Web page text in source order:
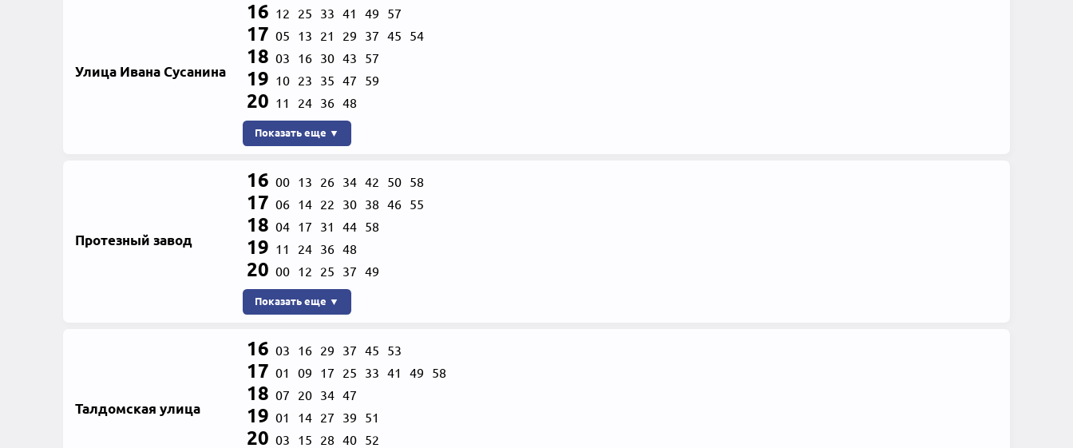
Улица Ивана Сусанина
16 12 25 33 41 49 57
17 05 13 21 29 37 45 54
18 03 16 30 43 57
19 10 23 35 47 59
20 11 24 36 48
Показать еще ▼
Протезный завод
16 00 13 26 34 42 50 58
17 06 14 22 30 38 46 55
18 04 17 31 44 58
19 11 24 36 48
20 00 12 25 37 49
Показать еще ▼
Талдомская улица
16 03 16 29 37 45 53
17 01 09 17 25 33 41 49 58
18 07 20 34 47
19 01 14 27 39 51
20 03 15 28 40 52